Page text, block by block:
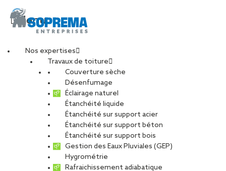
Menu
Nos expertises
Travaux de toiture
Couverture sèche
Désenfumage
Éclairage naturel
Étanchéité liquide
Étanchéité sur support acier
Étanchéité sur support béton
Étanchéité sur support bois
Gestion des Eaux Pluviales (GEP)
Hygrométrie
Rafraichissement adiabatique
SMB
TOUS CARRIÈRE
DÉVELOPPEMENT DURABLE
ENTRETIEN ET MAINTENANCE
RÉNOVATION RÉSEAU